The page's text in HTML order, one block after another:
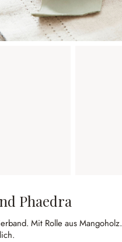
Phaedra
Mit Rolle aus Mangoholz.